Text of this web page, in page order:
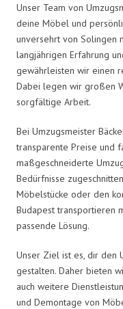
Unser Team von
deine Möbel und
unversehrt von Solingen
langjährigen Erfahrung
gewährleisten wir einen
Dabei legen wir großen
sorgfältige Arbeit.
Bei Umzugsmeister
transparente Preise und
maßgeschneiderte
Bedürfnisse
Möbelstücke oder den
Budapest transportieren
passende Lösung.
Unser Ziel ist es, dir den
gestalten. Daher bieten
auch weitere
und Demontage von